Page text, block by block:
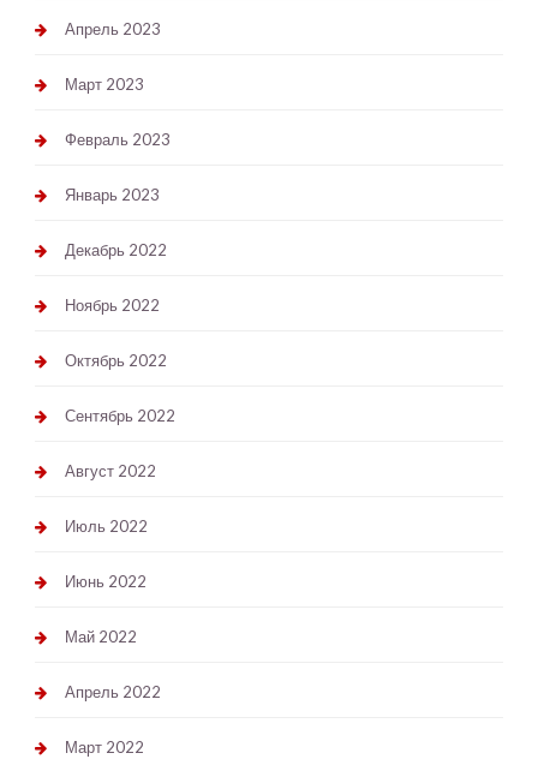
Апрель 2023
Март 2023
Февраль 2023
Январь 2023
Декабрь 2022
Ноябрь 2022
Октябрь 2022
Сентябрь 2022
Август 2022
Июль 2022
Июнь 2022
Май 2022
Апрель 2022
Март 2022